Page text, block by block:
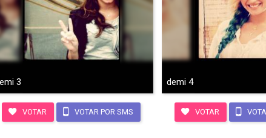
3
VOTAR VOTAR POR SMS
demi 4
VOTAR